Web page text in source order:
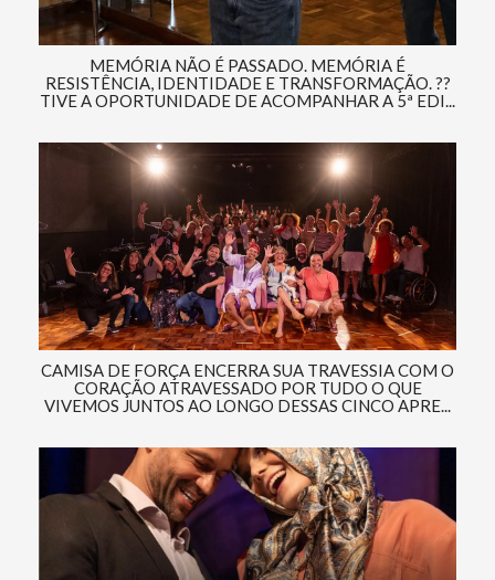
MEMÓRIA NÃO É PASSADO. MEMÓRIA É
RESISTÊNCIA, IDENTIDADE E TRANSFORMAÇÃO. ??
TIVE A OPORTUNIDADE DE ACOMPANHAR A 5ª EDI...
CAMISA DE FORÇA ENCERRA SUA TRAVESSIA COM O
CORAÇÃO ATRAVESSADO POR TUDO O QUE
VIVEMOS JUNTOS AO LONGO DESSAS CINCO APRE...